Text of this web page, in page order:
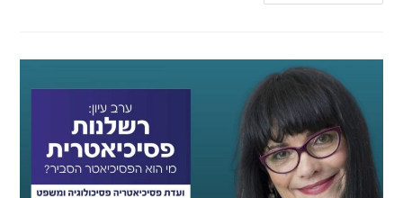
לאשפוז
פסיכאטרי
האדם